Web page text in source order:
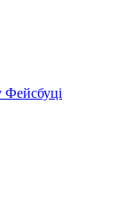
Фейсбуці